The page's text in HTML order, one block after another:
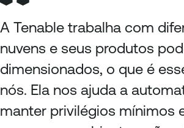
A Tenable trabalha com
nuvens e seus produtos
dimensionados, o que é
nós. Ela nos ajuda a
manter privilégios mínimos